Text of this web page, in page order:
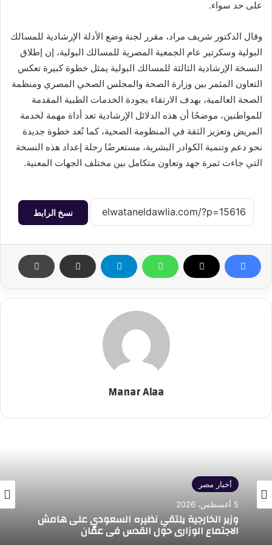
على حد سواء.
وقال الدكتور شريف مراد، مقرر لجنة وضع الأدلة الإرشادية للمسالك
البولية وسكرتير عام الجمعية المصرية للمسالك البولية، إن إطلاق
النسخة الإرشادية الثالثة للمسالك البولية يمثل خطوة كبيرة تعكس
التعاون المثمر بين وزارة الصحة والمجلس الصحي المصري ومنظمة
الصحة العالمية، بهدف الارتقاء بجودة الخدمات الطبية المقدمة
للمواطنين، موضحًا أن هذه الدلائل الإرشادية تعد أداة مهمة لخدمة
المريض وتعزيز الثقة في المنظومة الصحية، كما تُعد خطوة جديدة
نحو دعم وتنمية الكوادر البشرية، مستعرضًا رحلة إعداد هذه النسخة
التي جاءت ثمرة جهد وتعاون متكامل بين مختلف الجهات المعنية.
نسخ الرابط
Manar Alaa
أخبار مصر
5 أغسطس، 2026
وزير الخارجية يلتقي نظيره السعودي على هامش
5 أغسطس، 2026